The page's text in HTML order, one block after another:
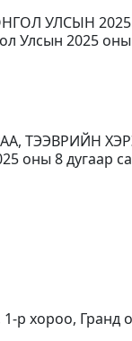
УЛСЫН
Улсын 2025
ТЭЭВРИЙН
оны 8 дугаар
1-р хороо, Гранд